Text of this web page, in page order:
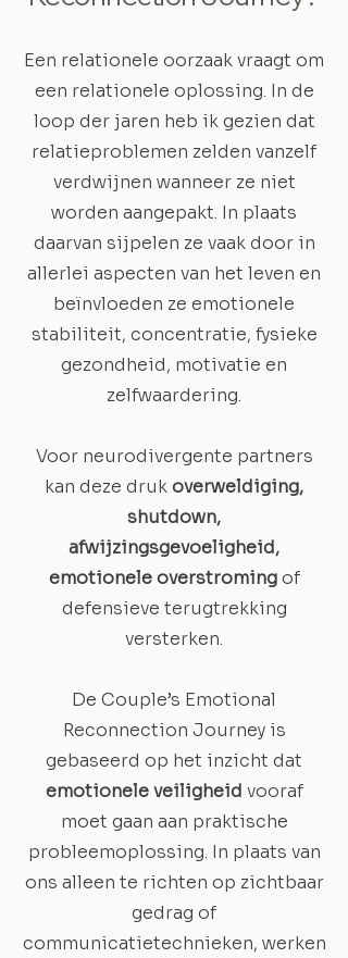
Een relationele oorzaak vraagt om
een relationele oplossing. In de
loop der jaren heb ik gezien dat
relatieproblemen zelden vanzelf
verdwijnen wanneer ze niet
worden aangepakt. In plaats
daarvan sijpelen ze vaak door in
allerlei aspecten van het leven en
beïnvloeden ze emotionele
stabiliteit, concentratie, fysieke
gezondheid, motivatie en
zelfwaardering.
Voor neurodivergente partners
kan deze drukoverweldiging,
shutdown,
afwijzingsgevoeligheid,
emotionele overstromingof
defensieve terugtrekking
versterken.
De Couple’s Emotional
Reconnection Journey is
gebaseerd op het inzicht dat
emotionele veiligheid vooraf
moet gaan aan praktische
probleemoplossing. In plaats van
ons alleen te richten op zichtbaar
gedrag of
communicatietechnieken, werken